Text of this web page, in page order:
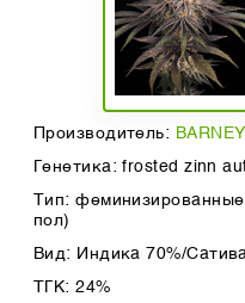
Производитель:
Генетика: frosted zinn
Тип:
пол)
Вид: Индика 70%/
ТГК: 24%